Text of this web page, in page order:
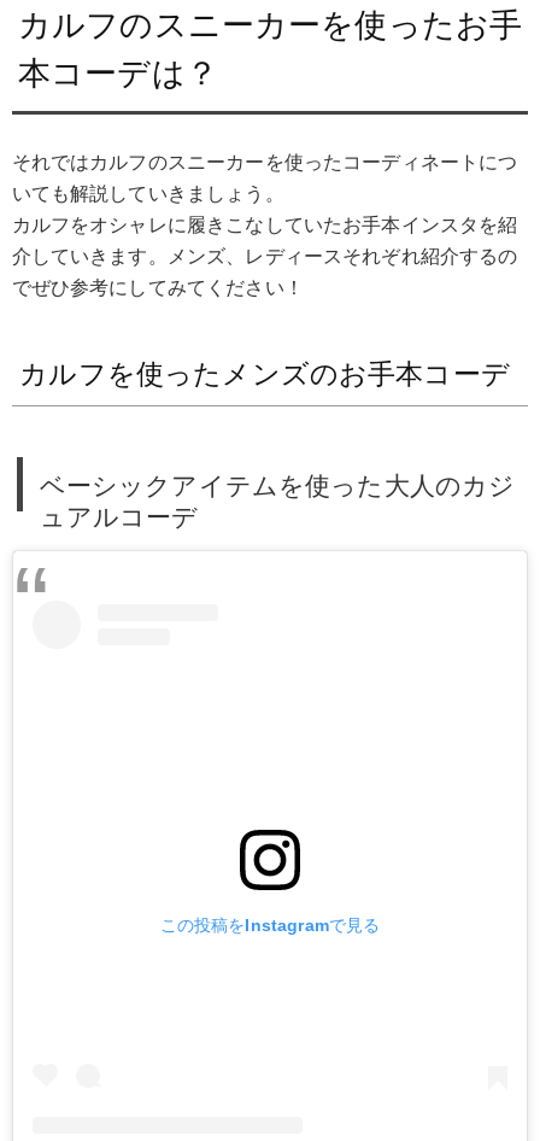
カルフのスニーカーを使ったお手
本コーデは？
それではカルフのスニーカーを使ったコーディネートにつ
いても解説していきましょう。
カルフをオシャレに履きこなしていたお手本インスタを紹
介していきます。メンズ、レディースそれぞれ紹介するの
でぜひ参考にしてみてください！
カルフを使ったメンズのお手本コーデ
ベーシックアイテムを使った大人のカジ
ュアルコーデ
この投稿をInstagramで見る